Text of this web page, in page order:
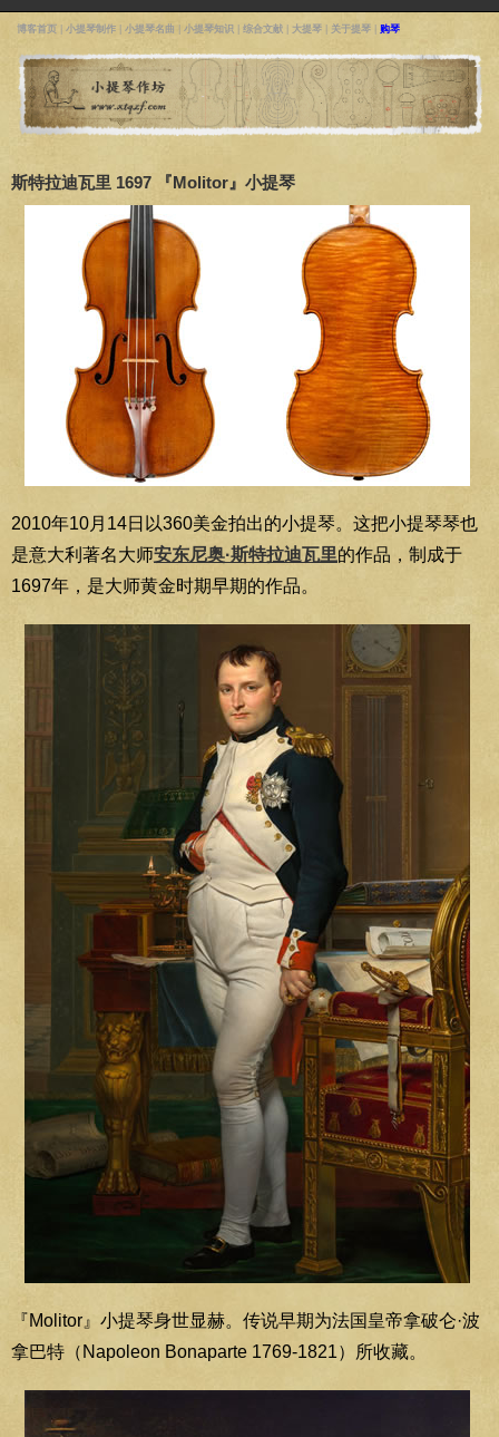
博客首页 小提琴制作 小提琴名曲 小提琴知识 综合文献 大提琴 关于提琴 购琴
斯特拉迪瓦里 1697 『Molitor』小提琴
2010年10月14日以360美金拍出的小提琴。这把小提琴琴也
是意大利著名大师安东尼奥·斯特拉迪瓦里的作品，制成于
1697年，是大师黄金时期早期的作品。
『Molitor』小提琴身世显赫。传说早期为法国皇帝拿破仑·波
拿巴特（Napoleon Bonaparte 1769-1821）所收藏。